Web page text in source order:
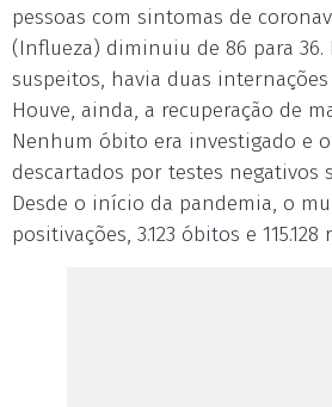
pessoas com sintomas de
(Influeza) diminuiu de 86 para 36.
suspeitos, havia duas
Houve, ainda, a recuperação de
Nenhum óbito era investigado e
descartados por testes negativos
Desde o início da pandemia, o
positivações, 3.123 óbitos e 115.128